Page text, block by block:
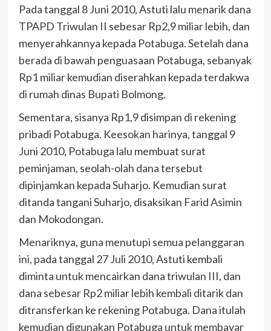
Pada tanggal 8 Juni 2010, Astuti lalu menarik dana
TPAPD Triwulan II sebesar Rp2,9 miliar lebih, dan
menyerahkannya kepada Potabuga. Setelah dana
berada di bawah penguasaan Potabuga, sebanyak
Rp1 miliar kemudian diserahkan kepada terdakwa
di rumah dinas Bupati Bolmong.
Sementara, sisanya Rp1,9 disimpan di rekening
pribadi Potabuga. Keesokan harinya, tanggal 9
Juni 2010, Potabuga lalu membuat surat
peminjaman, seolah-olah dana tersebut
dipinjamkan kepada Suharjo. Kemudian surat
ditanda tangani Suharjo, disaksikan Farid Asimin
dan Mokodongan.
Menariknya, guna menutupi semua pelanggaran
ini, pada tanggal 27 Juli 2010, Astuti kembali
diminta untuk mencairkan dana triwulan III, dan
dana sebesar Rp2 miliar lebih kembali ditarik dan
ditransferkan ke rekening Potabuga. Dana itulah
kemudian digunakan Potabuga untuk membayar